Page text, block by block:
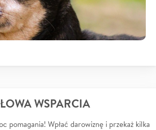
WSPARCIA
pomagania! Wpłać darowiznę i przekaż kilka